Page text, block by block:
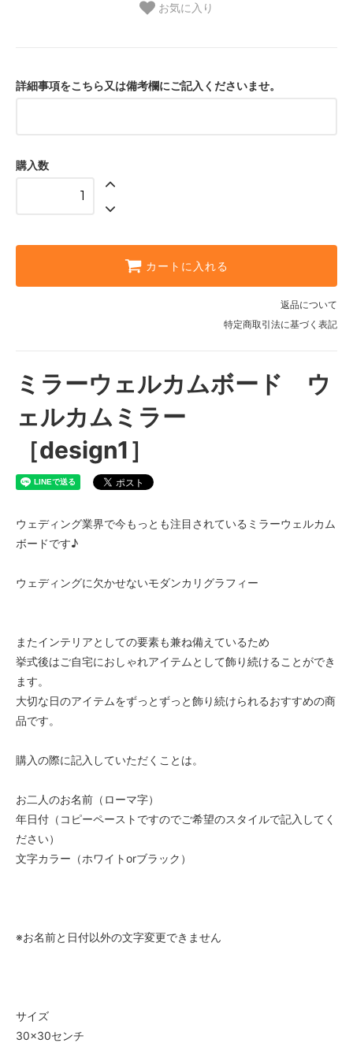
お気に入り
詳細事項をこちら又は備考欄にご記入くださいませ。
購入数
カートに入れる
返品について
特定商取引法に基づく表記
ミラーウェルカムボード ウ
ェルカムミラー
［design1］
ウェディング業界で今もっとも注目されているミラーウェルカム
ボードです♪
ウェディングに欠かせないモダンカリグラフィー
またインテリアとしての要素も兼ね備えているため
挙式後はご自宅におしゃれアイテムとして飾り続けることができ
ます。
大切な日のアイテムをずっとずっと飾り続けられるおすすめの商
品です。
購入の際に記入していただくことは。
お二人のお名前（ローマ字）
年日付（コピーペーストですのでご希望のスタイルで記入してく
ださい）
文字カラー（ホワイトorブラック）
※お名前と日付以外の文字変更できません
サイズ
30×30センチ